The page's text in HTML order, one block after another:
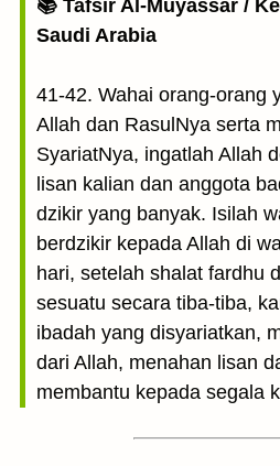
📚 Tafsir Al-Muyassar /
Saudi Arabia
41-42. Wahai orang-orang
Allah dan RasulNya serta
SyariatNya, ingatlah Allah
lisan kalian dan anggota
dzikir yang banyak. Isilah
berdzikir kepada Allah di
hari, setelah shalat fardhu
sesuatu secara tiba-tiba,
ibadah yang disyariatkan,
dari Allah, menahan lisan
membantu kepada segala